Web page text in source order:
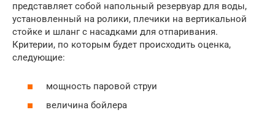
представляет собой напольный резервуар для воды,
установленный на ролики, плечики на вертикальной
стойке и шланг с насадками для отпаривания.
Критерии, по которым будет происходить оценка,
следующие:
мощность паровой струи
величина бойлера